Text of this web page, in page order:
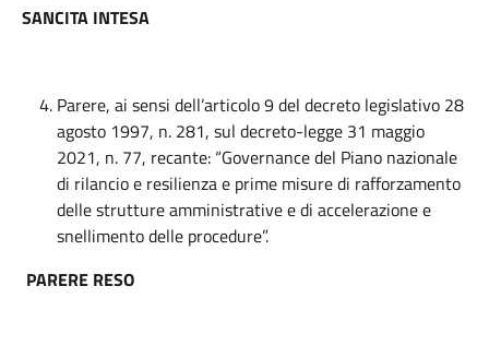
SANCITA INTESA
Parere, ai sensi dell’articolo 9 del decreto legislativo 28
agosto 1997, n. 281, sul decreto-legge 31 maggio
2021, n. 77, recante: “Governance del Piano nazionale
di rilancio e resilienza e prime misure di rafforzamento
delle strutture amministrative e di accelerazione e
snellimento delle procedure”.
PARERE RESO